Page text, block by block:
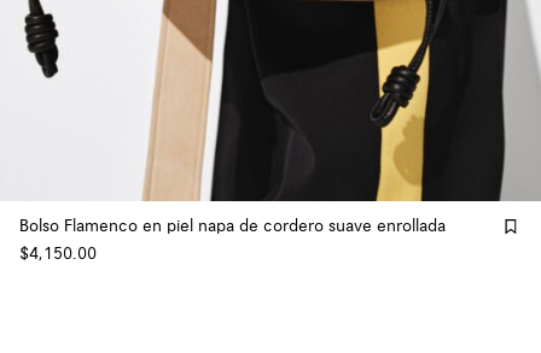
Bolso Flamenco en piel napa de cordero suave enrollada
$4,150.00